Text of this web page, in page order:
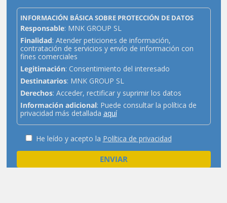
INFORMACIÓN BÁSICA SOBRE PROTECCIÓN DE DATOS
Responsable: MNK GROUP SL
Finalidad: Atender peticiones de información,
contratación de servicios y envío de información con
fines comerciales
Legitimación: Consentimiento del interesado
Destinatarios: MNK GROUP SL
Derechos: Acceder, rectificar y suprimir los datos
Información adicional: Puede consultar la política de
privacidad más detallada aquí
He leído y acepto la Política de privacidad